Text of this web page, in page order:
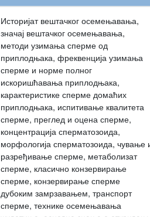
Историјат вештачког осемењавања,
значај вештачког осемењавања,
методи узимања сперме од
приплодњака, фреквенција узимања
сперме и норме полног
искоришћавања приплодњака,
карактеристике сперме домаћих
приплодњака, испитивање квалитета
сперме, преглед и оцена сперме,
концентрација сперматозоида,
морфологија сперматозоида, чување
разређивање сперме, метаболизат
сперме, класично конзервирање
сперме, конзервирање сперме
дубоким замрзавањем, транспорт
сперме, технике осемењавања